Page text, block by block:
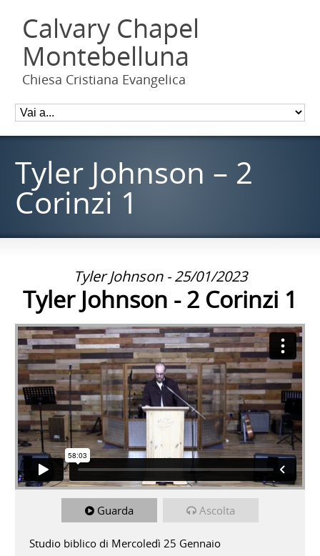
Calvary Chapel
Montebelluna
Chiesa Cristiana Evangelica
Tyler Johnson – 2
Corinzi 1
Tyler Johnson - 25/01/2023
Tyler Johnson - 2 Corinzi 1
Guarda Ascolta
Studio biblico di Mercoledì 25 Gennaio